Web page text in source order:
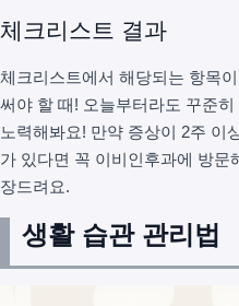
체크리스트 결과
체크리스트에서 해당되는 항목
써야 할 때! 오늘부터라도 꾸준
노력해봐요! 만약 증상이 2주 이
가 있다면 꼭 이비인후과에 방문
장드려요.
생활 습관 관리법